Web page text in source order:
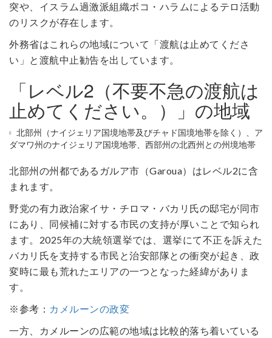
突や、イスラム過激派組織ボコ・ハラムによるテロ活動
のリスクが存在します。
外務省はこれらの地域について「渡航は止めてくださ
い」と渡航中止勧告を出しています。
「レベル2（不要不急の渡航は
止めてください。）」の地域
北部州（ナイジェリア国境地帯及びチャド国境地帯を除く）、ア
ダマワ州のナイジェリア国境地帯、西部州の北西州との州境地帯
北部州の州都であるガルア市（Garoua）はレベル2に含
まれます。
野党の有力政治家イサ・チロマ・バカリ氏の邸宅が同市
にあり、同候補に対する市民の支持が厚いことで知られ
ます。2025年の大統領選挙では、選挙にて不正を訴えた
バカリ氏を支持する市民と治安部隊との衝突が起き、政
変時に最も荒れたエリアの一つとなった経緯がありま
す。
※参考： カメルーンの政変
一方、カメルーンの広範の地域は比較的落ち着いている